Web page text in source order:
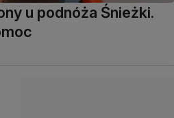
u podnóża Śnieżki.